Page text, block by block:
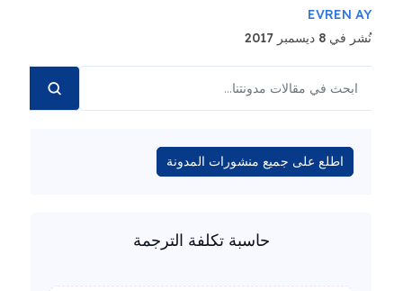
EVREN AY
نُشر في 8 ديسمبر 2017
اطلع على جميع منشورات المدونة
حاسبة تكلفة الترجمة